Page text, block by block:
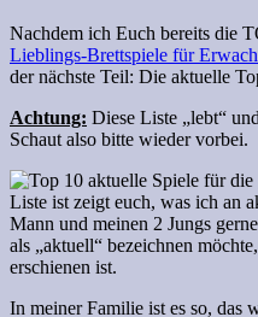
Nachdem ich Euch bereits die
Lieblings-Brettspiele für
der nächste Teil: Die aktuelle
Achtung: Diese Liste „lebt“
Schaut also bitte wieder vorbei.
Liste ist zeigt euch, was ich an
Mann und meinen 2 Jungs
als „aktuell“ bezeichnen
erschienen ist.
In meiner Familie ist es so, das